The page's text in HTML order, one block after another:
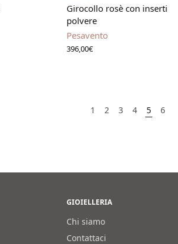
Girocollo rosè con inserti
polvere
Pesavento
396,00€
1 2 3 4 5
6
GIOIELLERIA
Chi siamo
Contattaci